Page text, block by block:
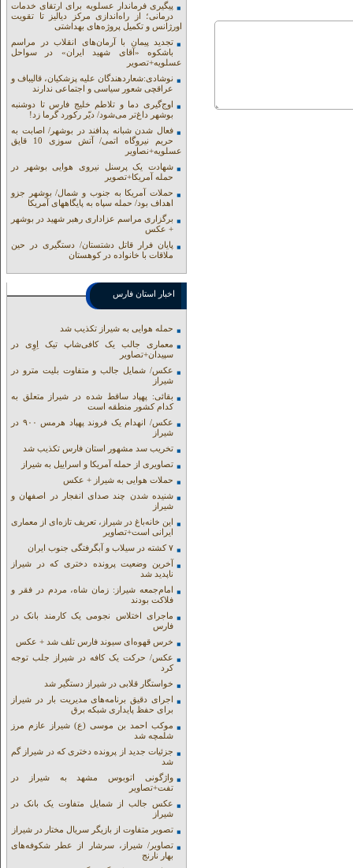
پیگیری فرماندار عسلویه برای ارتقای خدمات
درمانی؛ از راه‌اندازی مرکز دیالیز تا تقویت
اورژانس و تکمیل پروژه‌های بهداشتی
تجدید پیمان با آرمان‌های انقلاب در مراسم
باشکوه «آقای شهید ایران» در سواحل
عسلویه+تصویر
نوشادی:شعاردهندگان علیه پزشکیان، قالیباف و
عراقچی شعور سیاسی و اجتماعی ندارند
اوج‌گیری دما و تلاطم خلیج فارس تا دوشنبه
بوشهر داغ‌تر می‌شود/ دیّر رکورد گرما زد!
فعال شدن شبانه پدافند در بوشهر/ اصابت به
حریم نیروگاه اتمی/ آتش سوزی 10 قایق
عسلویه+نصاویر
شهادت یک پرسنل نیروی هوایی بوشهر در
حمله آمریکا+تصویر
حملات آمریکا به جنوب و شمال/ بوشهر جزو
اهداف بود/ حمله سپاه به پایگاههای آمریکا
برگزاری مراسم عزاداری رهبر شهید در بوشهر
+ عکس
پایان فرار قاتل دشتستان/ دستگیری در حین
ملاقات با خانواده در کوهستان
اخبار استان فارس
حمله هوایی به شیراز تکذیب شد
معماری جالب یک کافی‌شاپ تیک اِوِی در
سپیدان+تصاویر
عکس/ شمایل جالب و متفاوت بلیت مترو در
شیراز
بقائی: پهپاد ساقط شده در شیراز متعلق به
کدام کشور منطقه است
عکس/ انهدام یک فروند پهپاد هرمس ۹۰۰ در
شیراز
تخریب سد مشهور استان فارس تکذیب شد
تصاویری از حمله آمریکا و اسراییل به شیراز
حملات هوایی به شیراز + عکس
شنیده شدن چند صدای انفجار در اصفهان و
شیراز
این خانه‌باغ در شیراز، تعریف تازه‌ای از معماری
ایرانی است+تصاویر
۷ کشته در سیلاب و آبگرفتگی جنوب ایران
آخرین وضعیت پرونده دختری که در شیراز
ناپدید شد
امام‌جمعه شیراز: زمان شاه، مردم در فقر و
فلاکت بودند
ماجرای اختلاس نجومی یک کارمند بانک در
فارس
خرس قهوه‌ای سیوند فارس تلف شد + عکس
عکس/ حرکت یک کافه در شیراز جلب توجه
کرد
خواستگار قلابی در شیراز دستگیر شد
اجرای دقیق برنامه‌های مدیریت بار در شیراز
برای حفظ پایداری شبکه برق
موکب احمد بن موسی (ع) شیراز عازم مرز
شلمچه شد
جزئیات جدید از پرونده دختری که در شیراز گم
شد
واژگونی اتوبوس مشهد به شیراز در
تفت+تصاویر
عکس جالب از شمایل متفاوت یک بانک در
شیراز
تصویر متفاوت از بازیگر سریال مختار در شیراز
تصاویر/ شیراز، سرشار از عطر شکوفه‌های
بهار نارنج